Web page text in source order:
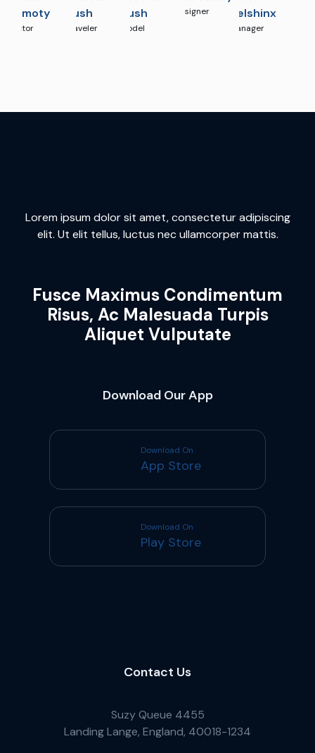
Timoty
Actor
Rush
Traveler
Rush
Model
Designer
Helshinx
Manager
Lorem ipsum dolor sit amet, consectetur adipiscing
elit. Ut elit tellus, luctus nec ullamcorper mattis.
Fusce Maximus Condimentum
Risus, Ac Malesuada Turpis
Aliquet Vulputate
Download Our App
Download On
App Store
Download On
Play Store
Contact Us
Suzy Queue 4455
Landing Lange, England, 40018-1234